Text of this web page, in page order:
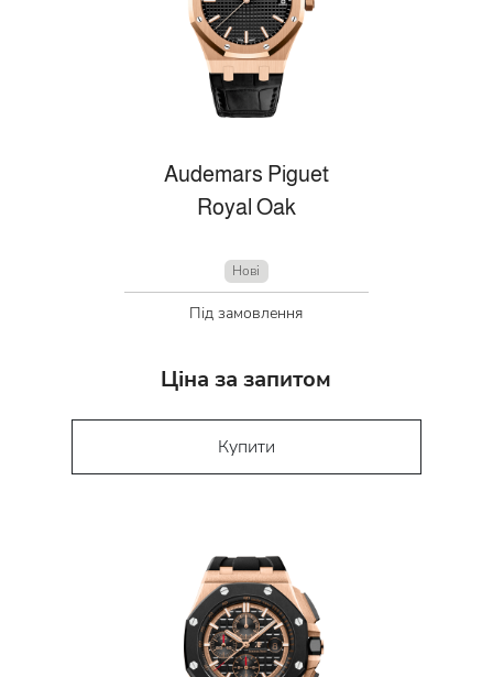
Audemars Piguet
Royal Oak
Нові
Під замовлення
Ціна за запитом
Купити